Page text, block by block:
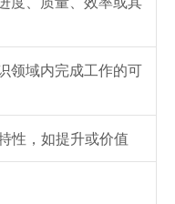
领域内完成工作的可
性，如提升或价值